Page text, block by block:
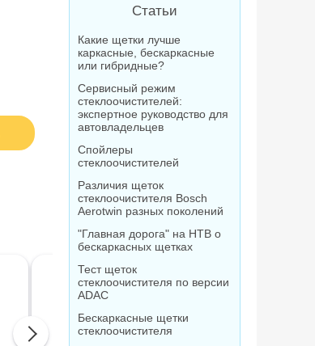
Статьи
Какие щетки лучше
каркасные, бескаркасные
или гибридные?
Сервисный режим
стеклоочистителей:
экспертное руководство для
автовладельцев
Спойлеры
стеклоочистителей
Различия щеток
стеклоочистителя Bosch
Aerotwin разных поколений
"Главная дорога" на НТВ о
бескаркасных щетках
Тест щеток
стеклоочистителя по версии
ADAC
Бескаркасные щетки
стеклоочистителя